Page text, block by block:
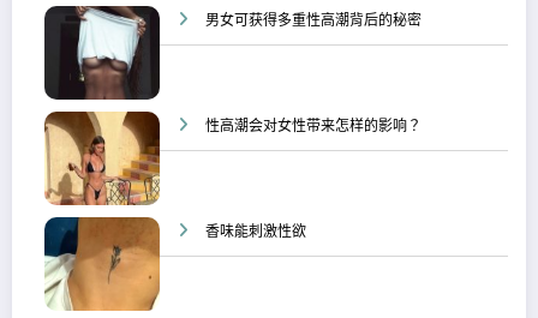
男女可获得多重性高潮背后的秘密
性高潮会对女性带来怎样的影响？
香味能刺激性欲